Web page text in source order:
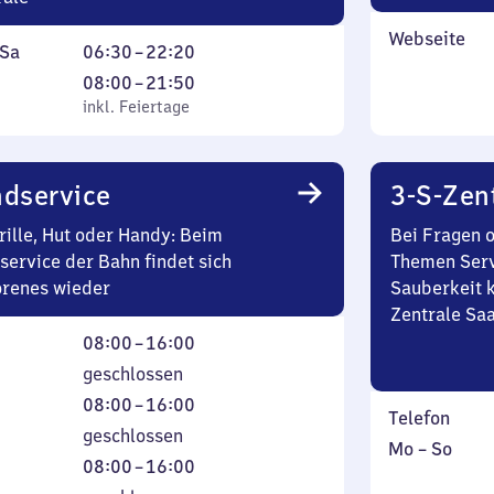
Sa 06:30–22:20
Von
6
Uhr
bis
Uhr
20
Feiertage
08:00–21:50
Von
8
bis
21
50
inkl. Feiertage
Webseite
Hut oder Handy: Beim
der Bahn findet sich
wieder
08:00–16:00
Von
8
Uhr
16
Uhr
geschlossen
08:00–16:00
Von
8
Uhr
geschlossen
08:00–16:00
Von
3-S-
Bei Fragen
Themen
Sauberkeit
Zentrale
Telefon
Montag
Mo – So,